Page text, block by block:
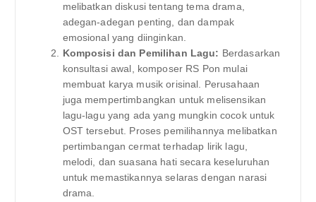
melibatkan diskusi tentang tema drama,
adegan-adegan penting, dan dampak
emosional yang diinginkan.
Komposisi dan Pemilihan Lagu: Berdasarkan
konsultasi awal, komposer RS ​​Pon mulai
membuat karya musik orisinal. Perusahaan
juga mempertimbangkan untuk melisensikan
lagu-lagu yang ada yang mungkin cocok untuk
OST tersebut. Proses pemilihannya melibatkan
pertimbangan cermat terhadap lirik lagu,
melodi, dan suasana hati secara keseluruhan
untuk memastikannya selaras dengan narasi
drama.